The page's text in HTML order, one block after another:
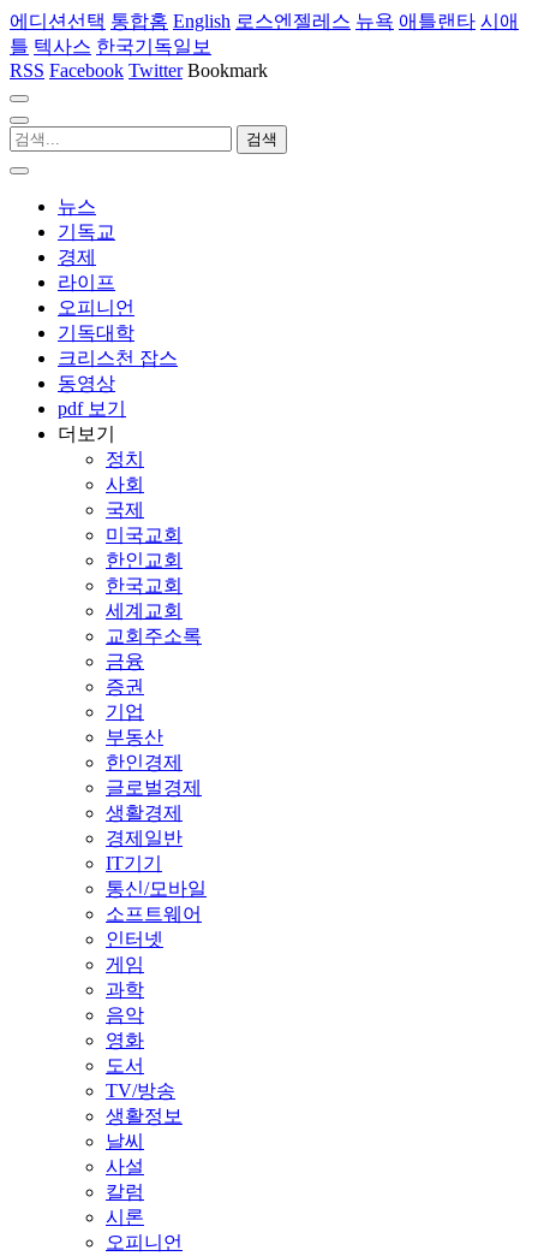
에디션선택 통합홈 English 로스엔젤레스 뉴욕 애틀랜타 시애
틀 텍사스 한국기독일보
RSS Facebook Twitter Bookmark
뉴스
기독교
경제
라이프
오피니언
기독대학
크리스천 잡스
동영상
pdf 보기
더보기
정치
사회
국제
미국교회
한인교회
한국교회
세계교회
교회주소록
금융
증권
기업
부동산
한인경제
글로벌경제
생활경제
경제일반
IT기기
통신/모바일
소프트웨어
인터넷
게임
과학
음악
영화
도서
TV/방송
생활정보
날씨
사설
칼럼
시론
오피니언